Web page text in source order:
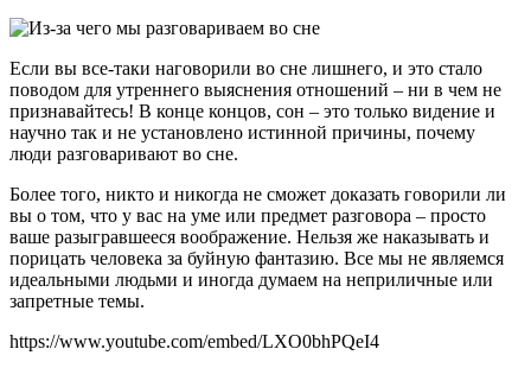
Если вы все-таки наговорили во сне лишнего, и это стало
поводом для утреннего выяснения отношений – ни в чем не
признавайтесь! В конце концов, сон – это только видение и
научно так и не установлено истинной причины, почему
люди разговаривают во сне.
Более того, никто и никогда не сможет доказать говорили ли
вы о том, что у вас на уме или предмет разговора – просто
ваше разыгравшееся воображение. Нельзя же наказывать и
порицать человека за буйную фантазию. Все мы не являемся
идеальными людьми и иногда думаем на неприличные или
запретные темы.
https://www.youtube.com/embed/LXO0bhPQeI4